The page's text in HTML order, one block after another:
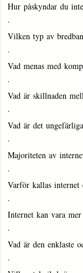
Hur påskyndar du
·
Vilken typ av
·
Vad menas med
·
Vad är skillnaden
·
Vad är det
·
Majoriteten av
·
Varför kallas
·
Internet kan vara
·
Vad är den enklaste
·